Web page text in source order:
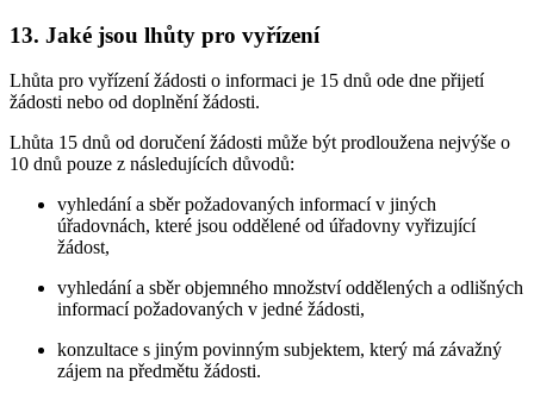
13. Jaké jsou lhůty pro vyřízení
Lhůta pro vyřízení žádosti o informaci je 15 dnů ode dne přijetí
žádosti nebo od doplnění žádosti.
Lhůta 15 dnů od doručení žádosti může být prodloužena nejvýše o
10 dnů pouze z následujících důvodů:
vyhledání a sběr požadovaných informací v jiných
úřadovnách, které jsou oddělené od úřadovny vyřizující
žádost,
vyhledání a sběr objemného množství oddělených a odlišných
informací požadovaných v jedné žádosti,
konzultace s jiným povinným subjektem, který má závažný
zájem na předmětu žádosti.